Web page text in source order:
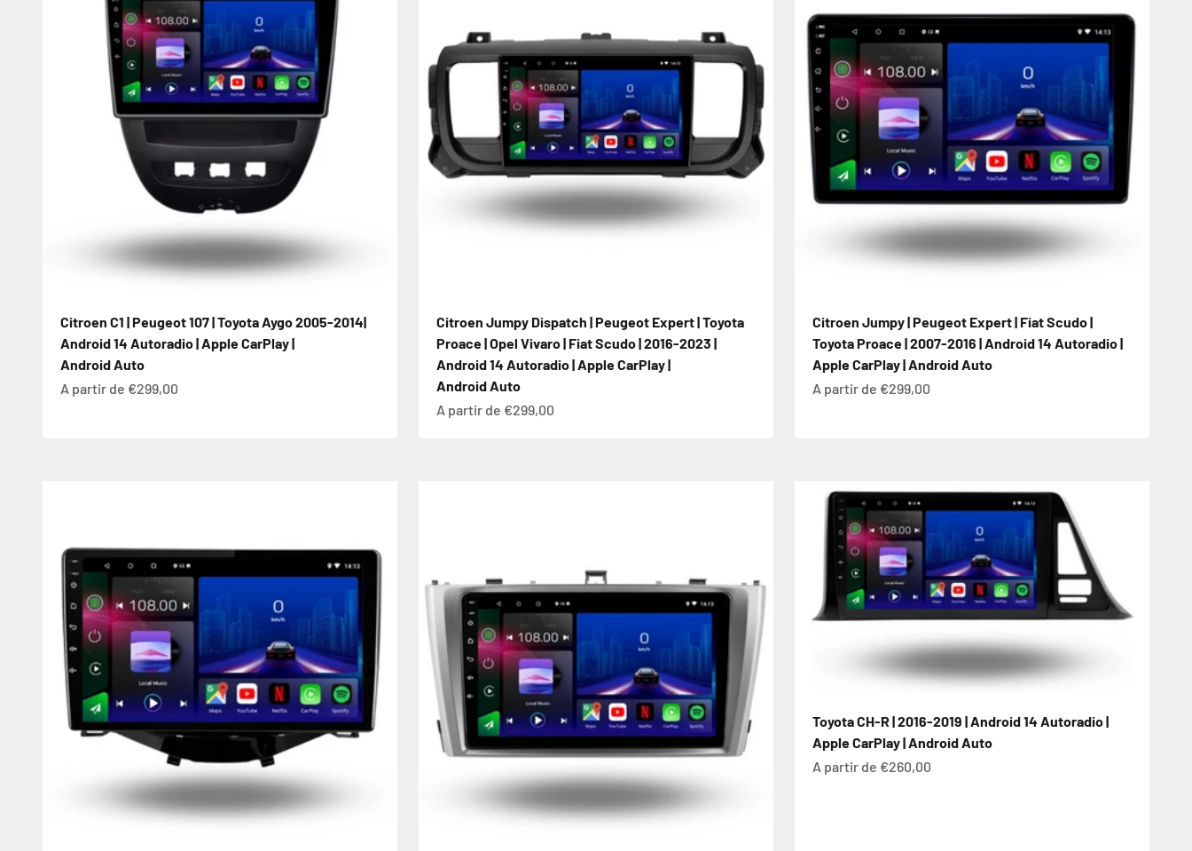
Citroen C1 | Peugeot 107 | Toyota Aygo 2005-2014|
Android 14 Autoradio | Apple CarPlay |
Android Auto
Prix de vente
A partir de €299,00
Citroen Jumpy Dispatch | Peugeot Expert | Toyota
Proace | Opel Vivaro | Fiat Scudo | 2016-2023 |
Android 14 Autoradio | Apple CarPlay |
Android Auto
Prix de vente
A partir de €299,00
Citroen Jumpy | Peugeot Expert | Fiat Scudo |
Toyota Proace | 2007-2016 | Android 14 Autoradio |
Apple CarPlay | Android Auto
Prix de vente
A partir de €299,00
Toyota CH-R | 2016-2019 | Android 14 Autoradio |
Apple CarPlay | Android Auto
Prix de vente
A partir de €260,00